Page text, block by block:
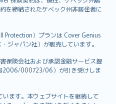
を締結されたケベック州非居住者に
Protection）プランは Cover Genius
ジャパン社）が販売しています。
保険会社および承認金融サービス提
2006/000723/06）が引き受けしま
ます。本ウェブサイトを継続して